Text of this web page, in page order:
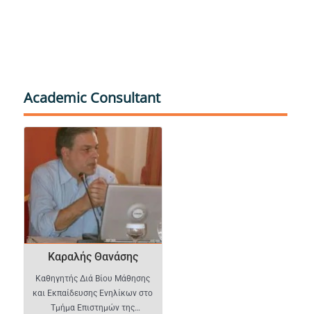
Academic Consultant
Καραλής Θανάσης
Καθηγητής Διά Βίου Μάθησης
και Εκπαίδευσης Ενηλίκων στο
Τμήμα Επιστημών της